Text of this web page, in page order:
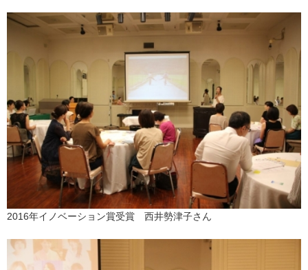
2016年イノベーション賞受賞 西井勢津子さん